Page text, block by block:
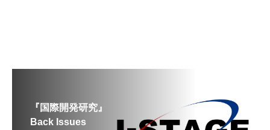
『国際開発研究』
Back Issues